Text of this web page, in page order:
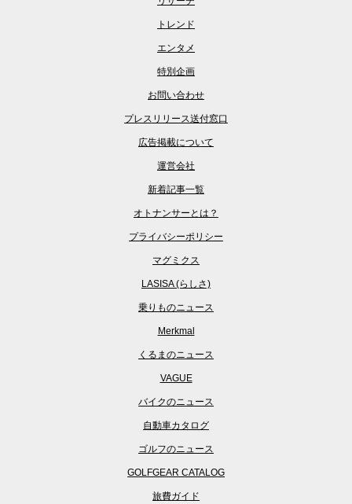
トレンド
エンタメ
特別企画
お問い合わせ
プレスリリース送付窓口
広告掲載について
運営会社
新着記事一覧
オトナンサーとは？
プライバシーポリシー
マグミクス
LASISA (らしさ)
乗りものニュース
Merkmal
くるまのニュース
VAGUE
バイクのニュース
自動車カタログ
ゴルフのニュース
GOLFGEAR CATALOG
旅費ガイド